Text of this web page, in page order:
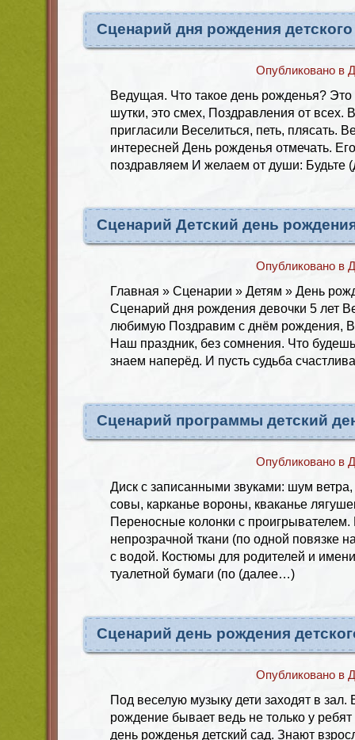
Сценарий дня рождения детского
Опубликовано в
Ведущая. Что такое день рожденья? Это
шутки, это смех, Поздравления от всех.
пригласили Веселиться, петь, плясать.
интересней День рожденья отмечать.
поздравляем И желаем от души: Будьте
Сценарий Детский день
Опубликовано в
Главная » Сценарии » Детям » День
Сценарий дня рождения девочки 5 лет
любимую Поздравим с днём рождения,
Наш праздник, без сомнения. Что
знаем наперёд. И пусть судьба
Сценарий программы детский
Опубликовано в
Диск с записанными звуками: шум
совы, карканье вороны, кваканье
Переносные колонки с проигрывателем.
непрозрачной ткани (по одной повязке
с водой. Костюмы для родителей и
туалетной бумаги (по (далее…)
Сценарий день рождения
Опубликовано в
Под веселую музыку дети заходят в
рождение бывает ведь не только у
день рожденья детский сад. Знают